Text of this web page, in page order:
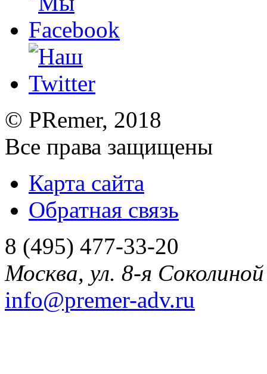
© PRemer, 2018
Все права защищены
Карта сайта
Обратная связь
8 (495) 477-33-20
Москва, ул. 8-я
info@premer-adv.ru